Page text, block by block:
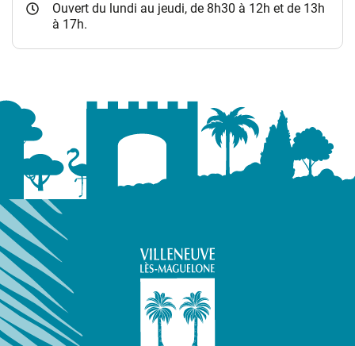
Ouvert du lundi au jeudi, de 8h30 à 12h et de 13h
à 17h.